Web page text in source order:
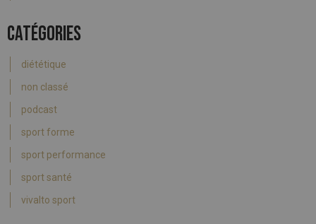
CATÉGORIES
diététique
non classé
podcast
sport forme
sport performance
sport santé
vivalto sport